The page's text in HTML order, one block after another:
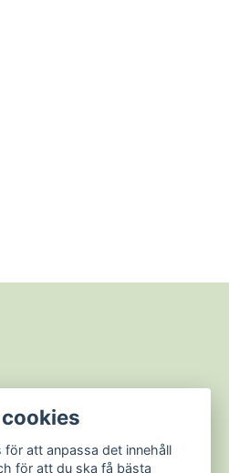
för att anpassa det innehåll
för att du ska få bästa